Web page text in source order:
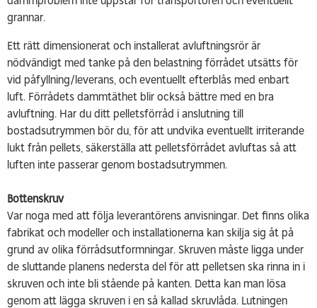
grannar.
Ett rätt dimensionerat och installerat avluftningsrör är
nödvändigt med tanke på den belastning förrådet utsätts för
vid påfyllning/leverans, och eventuellt efterblås med enbart
luft. Förrådets dammtäthet blir också bättre med en bra
avluftning. Har du ditt pelletsförråd i anslutning till
bostadsutrymmen bör du, för att undvika eventuellt irriterande
lukt från pellets, säkerställa att pelletsförrådet avluftas så att
luften inte passerar genom bostadsutrymmen.
Bottenskruv
Var noga med att följa leverantörens anvisningar. Det finns olika
fabrikat och modeller och installationerna kan skilja sig åt på
grund av olika förrådsutformningar. Skruven måste ligga under
de sluttande planens nedersta del för att pelletsen ska rinna in i
skruven och inte bli stående på kanten. Detta kan man lösa
genom att lägga skruven i en så kallad skruvlåda. Lutningen